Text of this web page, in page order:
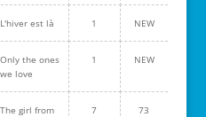
L'hiver est là 1 NEW
Only the ones
we love
1 NEW
The girl from
7 73